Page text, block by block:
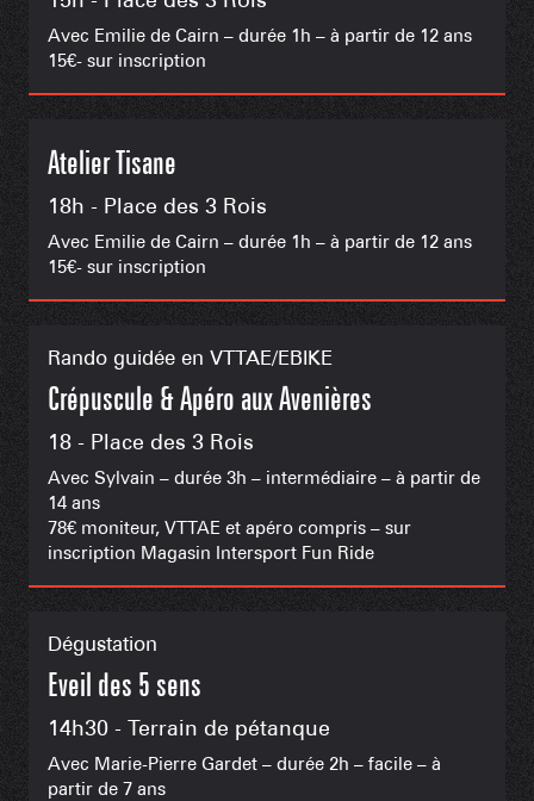
Avec Emilie de Cairn – durée 1h – à partir de 12 ans
15€- sur inscription
Atelier Tisane
18h - Place des 3 Rois
Avec Emilie de Cairn – durée 1h – à partir de 12 ans
15€- sur inscription
Rando guidée en VTTAE/EBIKE
Crépuscule & Apéro aux Avenières
18 - Place des 3 Rois
Avec Sylvain – durée 3h – intermédiaire – à partir de
14 ans
78€ moniteur, VTTAE et apéro compris – sur
inscription Magasin Intersport Fun Ride
Dégustation
Eveil des 5 sens
14h30 - Terrain de pétanque
Avec Marie-Pierre Gardet – durée 2h – facile – à
partir de 7 ans